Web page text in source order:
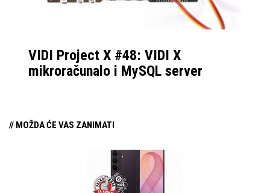
VIDI Project X #48: VIDI X
mikroračunalo i MySQL server
// MOŽDA ĆE VAS ZANIMATI